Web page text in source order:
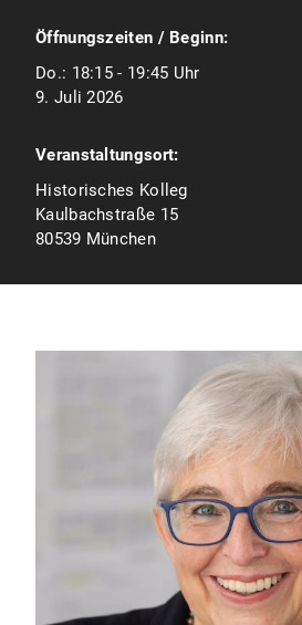
Öffnungszeiten / Beginn:
Do.: 18:15 - 19:45 Uhr
9. Juli 2026
Veranstaltungsort:
Historisches Kolleg
Kaulbachstraße 15
80539 München